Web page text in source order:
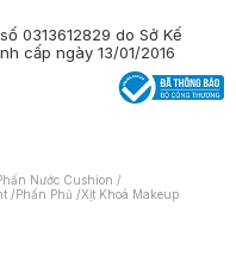
0313612829 do Sở Kế
cấp ngày 13/01/2016
Nước Cushion /
/Phấn Phủ /Xịt Khoá Makeup